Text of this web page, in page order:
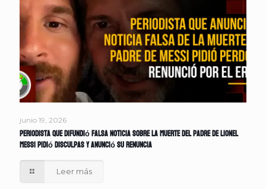
junio 19, 2026
Periodista que difundió falsa noticia sobre la muerte del padre de Lionel
Messi pidió disculpas y anunció su renuncia
Leer más